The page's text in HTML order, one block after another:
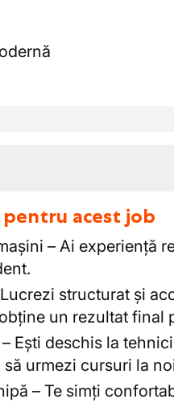
pentru acest job
– Ai experiență
structurat și
un rezultat final
Ești deschis la
urmezi cursuri la
– Te simți